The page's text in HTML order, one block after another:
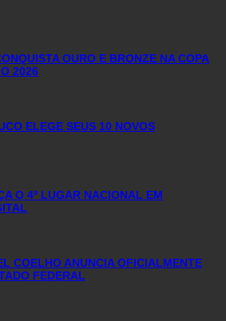
OURO E BRONZE NA COPA
2026
ELEGE SEUS 10 NOVOS
O 4º LUGAR NACIONAL EM
COELHO ANUNCIA OFICIALMENTE
FEDERAL